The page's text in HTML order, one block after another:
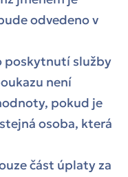
odvedeno v
poskytnutí služby
není
pokud je
osoba, která
část úplaty za